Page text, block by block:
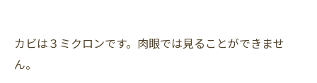
カビは３ミクロンです。肉眼では見ることができませ
ん。